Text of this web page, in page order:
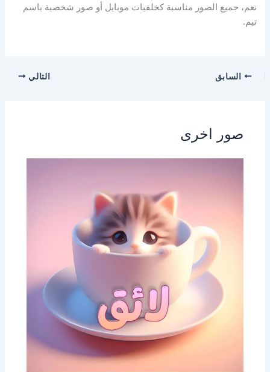
نعم، جميع الصور مناسبة كخلفيات موبايل أو صور شخصية باسم
تيم.
السابق التالي
صور اخرى